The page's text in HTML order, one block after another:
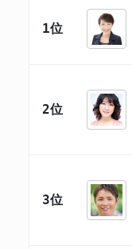
1位
2位
3位